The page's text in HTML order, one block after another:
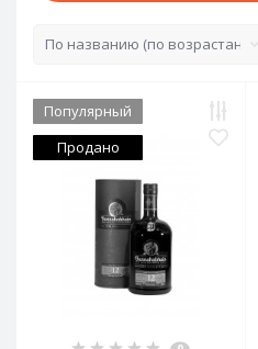
Популярный
Продано